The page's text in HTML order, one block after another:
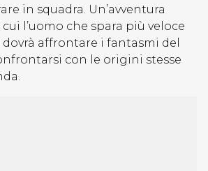
in squadra. Un’avventura
l’uomo che spara più veloce
affrontare i fantasmi del
con le origini stesse